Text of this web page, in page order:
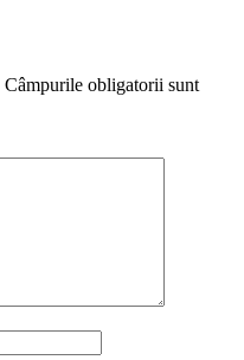
Câmpurile obligatorii sunt